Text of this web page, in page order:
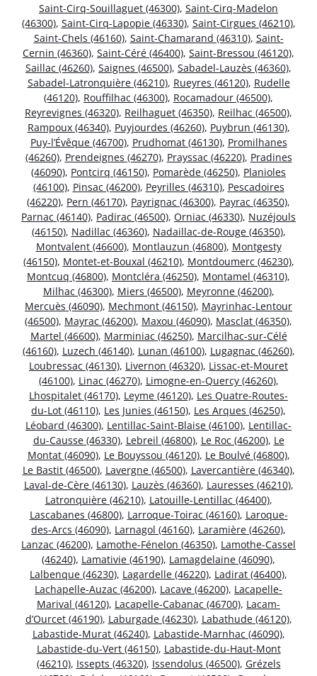
Saint-Cirq-Souillaguet (46300), Saint-Cirq-Madelon
(46300), Saint-Cirq-Lapopie (46330), Saint-Cirgues (46210),
Saint-Chels (46160), Saint-Chamarand (46310), Saint-
Cernin (46360), Saint-Céré (46400), Saint-Bressou (46120),
Saillac (46260), Saignes (46500), Sabadel-Lauzès (46360),
Sabadel-Latronquière (46210), Rueyres (46120), Rudelle
(46120), Rouffilhac (46300), Rocamadour (46500),
Reyrevignes (46320), Reilhaguet (46350), Reilhac (46500),
Rampoux (46340), Puyjourdes (46260), Puybrun (46130),
Puy-l’Évêque (46700), Prudhomat (46130), Promilhanes
(46260), Prendeignes (46270), Prayssac (46220), Pradines
(46090), Pontcirq (46150), Pomarède (46250), Planioles
(46100), Pinsac (46200), Peyrilles (46310), Pescadoires
(46220), Pern (46170), Payrignac (46300), Payrac (46350),
Parnac (46140), Padirac (46500), Orniac (46330), Nuzéjouls
(46150), Nadillac (46360), Nadaillac-de-Rouge (46350),
Montvalent (46600), Montlauzun (46800), Montgesty
(46150), Montet-et-Bouxal (46210), Montdoumerc (46230),
Montcuq (46800), Montcléra (46250), Montamel (46310),
Milhac (46300), Miers (46500), Meyronne (46200),
Mercuès (46090), Mechmont (46150), Mayrinhac-Lentour
(46500), Mayrac (46200), Maxou (46090), Masclat (46350),
Martel (46600), Marminiac (46250), Marcilhac-sur-Célé
(46160), Luzech (46140), Lunan (46100), Lugagnac (46260),
Loubressac (46130), Livernon (46320), Lissac-et-Mouret
(46100), Linac (46270), Limogne-en-Quercy (46260),
Lhospitalet (46170), Leyme (46120), Les Quatre-Routes-
du-Lot (46110), Les Junies (46150), Les Arques (46250),
Léobard (46300), Lentillac-Saint-Blaise (46100), Lentillac-
du-Causse (46330), Lebreil (46800), Le Roc (46200), Le
Montat (46090), Le Bouyssou (46120), Le Boulvé (46800),
Le Bastit (46500), Lavergne (46500), Lavercantière (46340),
Laval-de-Cère (46130), Lauzès (46360), Lauresses (46210),
Latronquière (46210), Latouille-Lentillac (46400),
Lascabanes (46800), Larroque-Toirac (46160), Laroque-
des-Arcs (46090), Larnagol (46160), Laramière (46260),
Lanzac (46200), Lamothe-Fénelon (46350), Lamothe-Cassel
(46240), Lamativie (46190), Lamagdelaine (46090),
Lalbenque (46230), Lagardelle (46220), Ladirat (46400),
Lachapelle-Auzac (46200), Lacave (46200), Lacapelle-
Marival (46120), Lacapelle-Cabanac (46700), Lacam-
d’Ourcet (46190), Laburgade (46230), Labathude (46120),
Labastide-Murat (46240), Labastide-Marnhac (46090),
Labastide-du-Vert (46150), Labastide-du-Haut-Mont
(46210), Issepts (46320), Issendolus (46500), Grézels